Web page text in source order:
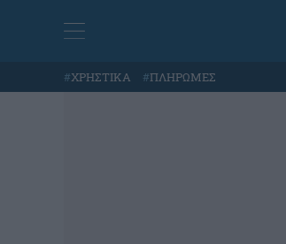
#ΧΡΗΣΤΙΚΑ #ΠΛΗΡΩΜΕΣ